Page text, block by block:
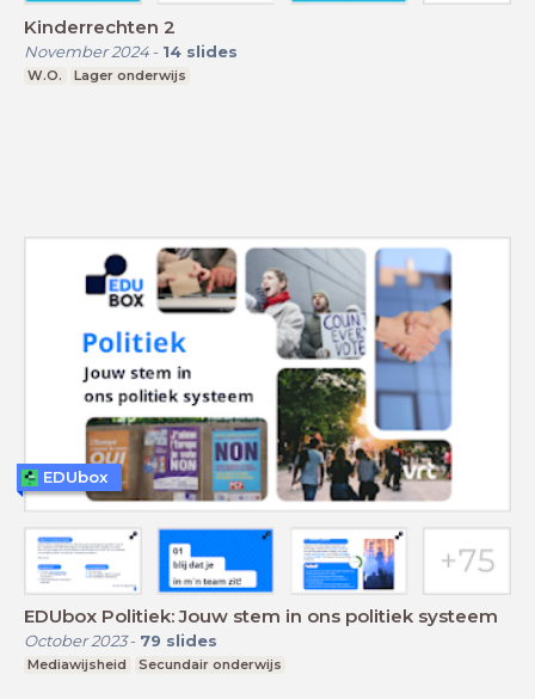
Kinderrechten 2
November 2024- 14 slides
W.O. Lager onderwijs
EDUbox Politiek: Jouw stem in ons politiek systeem
October 2023- 79 slides
Mediawijsheid Secundair onderwijs
EDUbox